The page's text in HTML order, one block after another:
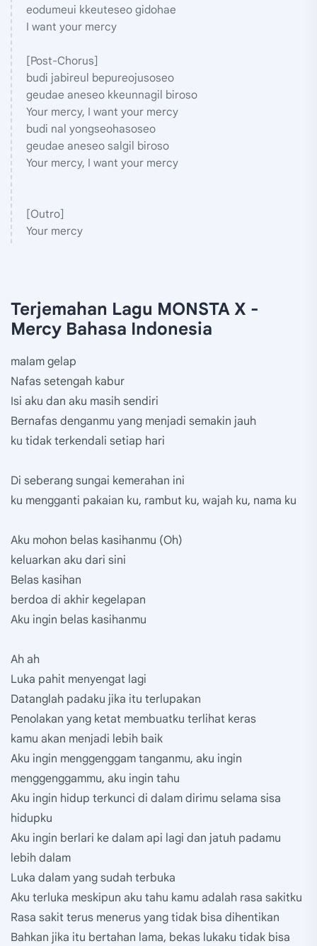
eodumeui kkeuteseo gidohae
I want your mercy
[Post-Chorus]
budi jabireul bepureojusoseo
geudae aneseo kkeunnagil biroso
Your mercy, I want your mercy
budi nal yongseohasoseo
geudae aneseo salgil biroso
Your mercy, I want your mercy
[Outro]
Your mercy
Terjemahan Lagu MONSTA X -
Mercy Bahasa Indonesia
malam gelap
Nafas setengah kabur
Isi aku dan aku masih sendiri
Bernafas denganmu yang menjadi semakin jauh
ku tidak terkendali setiap hari
Di seberang sungai kemerahan ini
ku mengganti pakaian ku, rambut ku, wajah ku, nama ku
Aku mohon belas kasihanmu (Oh)
keluarkan aku dari sini
Belas kasihan
berdoa di akhir kegelapan
Aku ingin belas kasihanmu
Ah ah
Luka pahit menyengat lagi
Datanglah padaku jika itu terlupakan
Penolakan yang ketat membuatku terlihat keras
kamu akan menjadi lebih baik
Aku ingin menggenggam tanganmu, aku ingin
menggenggammu, aku ingin tahu
Aku ingin hidup terkunci di dalam dirimu selama sisa
hidupku
Aku ingin berlari ke dalam api lagi dan jatuh padamu
lebih dalam
Luka dalam yang sudah terbuka
Aku terluka meskipun aku tahu kamu adalah rasa sakitku
Rasa sakit terus menerus yang tidak bisa dihentikan
Bahkan jika itu bertahan lama, bekas lukaku tidak bisa